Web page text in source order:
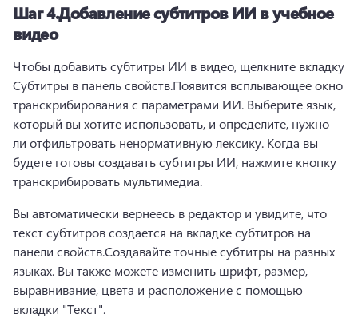
Шаг 4.Добавление субтитров ИИ в учебное
видео
Чтобы добавить субтитры ИИ в видео, щелкните вкладку
Субтитры в панель свойств.Появится всплывающее окно
транскрибирования с параметрами ИИ. Выберите язык,
который вы хотите использовать, и определите, нужно
ли отфильтровать ненормативную лексику. Когда вы
будете готовы создавать субтитры ИИ, нажмите кнопку
транскрибировать мультимедиа.
Вы автоматически вернеесь в редактор и увидите, что
текст субтитров создается на вкладке субтитров на
панели свойств.Создавайте точные субтитры на разных
языках. Вы также можете изменить шрифт, размер,
выравнивание, цвета и расположение с помощью
вкладки "Текст".